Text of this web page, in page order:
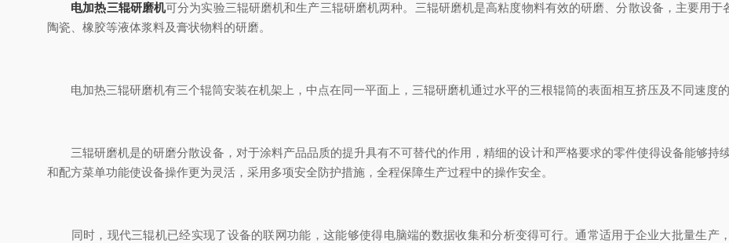
电加热三辊研磨机可分为实验三辊研磨机和生产三辊研磨机两种。三辊研磨机是高粘度物料有效的研磨、分散设备，主要用于
陶瓷、橡胶等液体浆料及膏状物料的研磨。
电加热三辊研磨机有三个辊筒安装在机架上，中点在同一平面上，三辊研磨机通过水平的三根辊筒的表面相互挤压及不同速度的
三辊研磨机是的研磨分散设备，对于涂料产品品质的提升具有不可替代的作用，精细的设计和严格要求的零件使得设备能够持
和配方菜单功能使设备操作更为灵活，采用多项安全防护措施，全程保障生产过程中的操作安全。
同时，现代三辊机已经实现了设备的联网功能，这能够使得电脑端的数据收集和分析变得可行。通常适用于企业大批量生产